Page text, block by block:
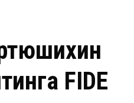
FIDE